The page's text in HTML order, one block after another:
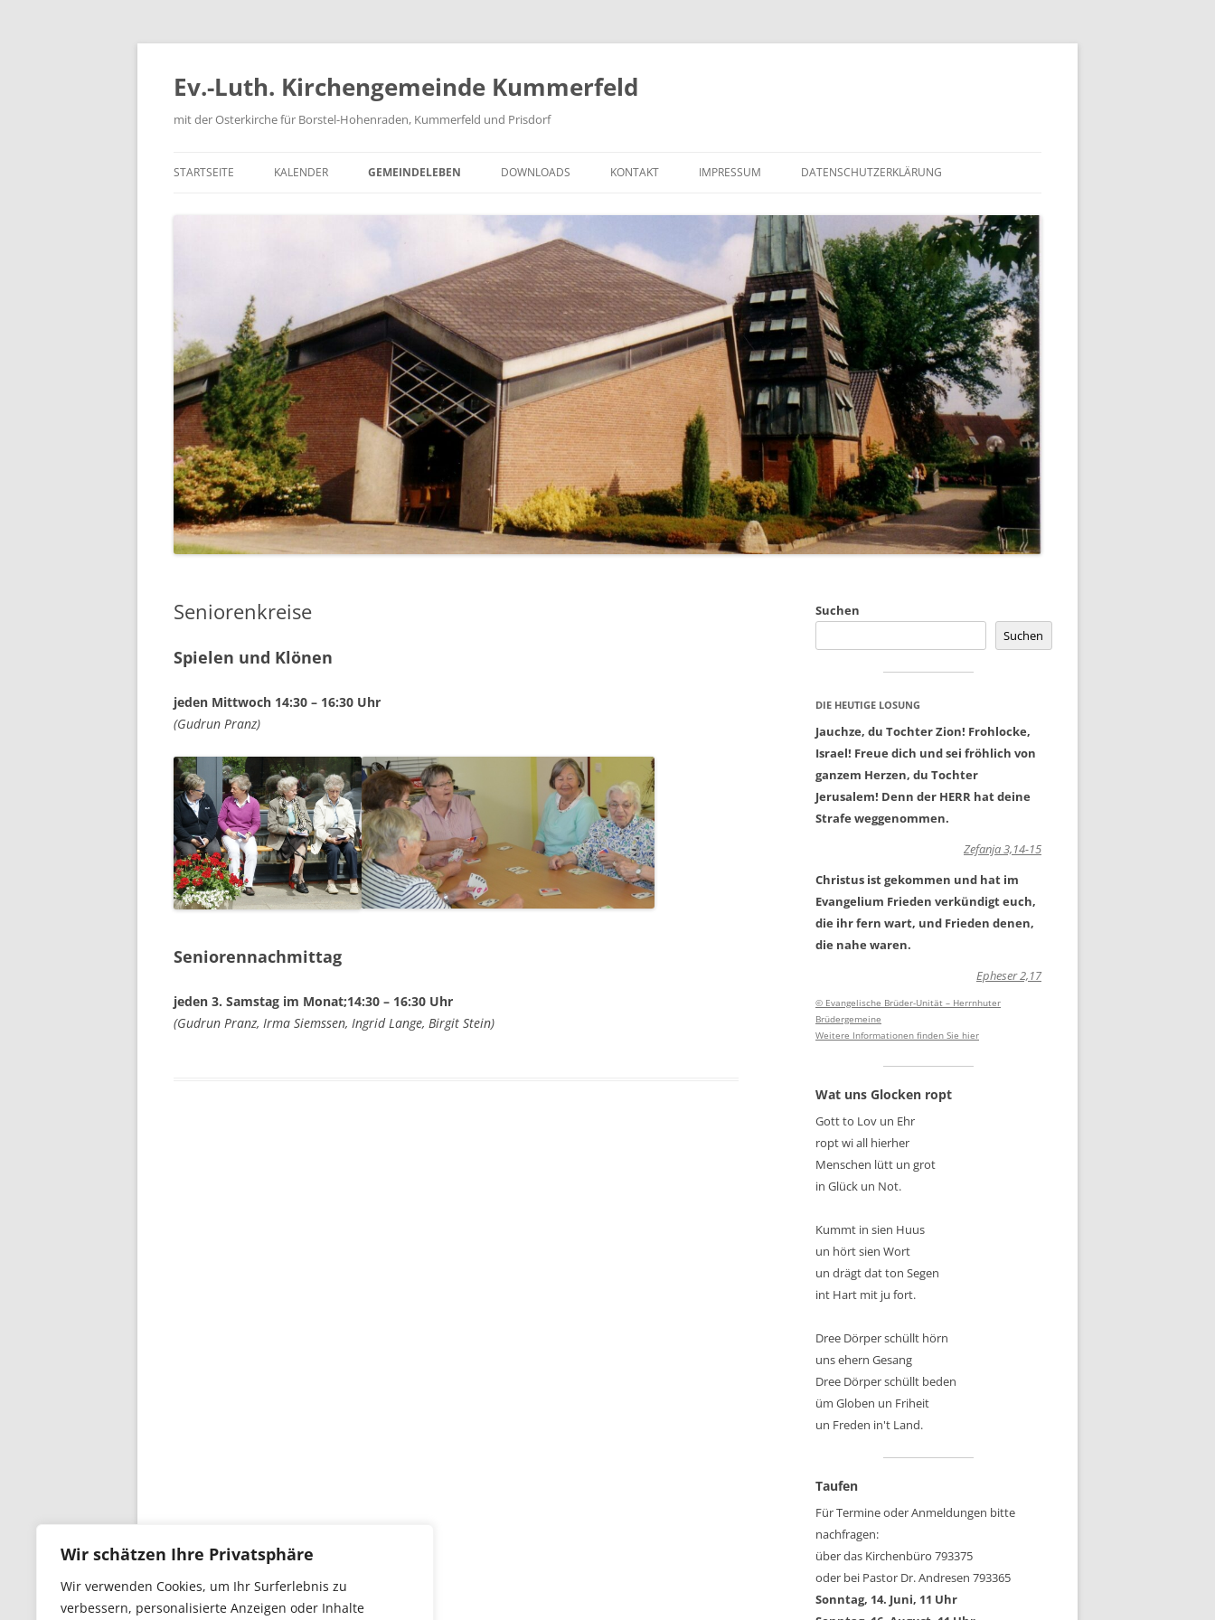
Wir schätzen Ihre Privatsphäre
Wir verwenden Cookies, um Ihr Surferlebnis zu
verbessern, personalisierte Anzeigen oder Inhalte
Zum
Ev.-Luth. Kirchengemeinde Kummerfeld
mit der Osterkirche für Borstel-Hohenraden, Kummerfeld und Prisdorf
STARTSEITE KALENDER GEMEINDELEBEN
KONFIRMANDENUNTERRICHT
JUGENDRAUM
SENIORENKREISE
FRIEDHOF KUMMERFELD
KINDERGARTEN ST. MARTIN
PFLEGEDIAKONIE
DOWNLOADS
SATZUNGEN / FRIEDHOF
FORMULARE
KONTAKT IMPRESSUM DATENSCHUTZERKLÄRUNG
Seniorenkreise
Spielen und Klönen
jeden Mittwoch 14:30 – 16:30 Uhr
(Gudrun Pranz)
Seniorennachmittag
jeden 3. Samstag im Monat;14:30 – 16:30 Uhr
(Gudrun Pranz, Irma Siemssen, Ingrid Lange, Birgit Stein)
Suchen
Suchen
DIE HEUTIGE LOSUNG
Jauchze, du Tochter Zion! Frohlocke,
Israel! Freue dich und sei fröhlich von
ganzem Herzen, du Tochter
Jerusalem! Denn der HERR hat deine
Strafe weggenommen.
Zefanja 3,14-15
Christus ist gekommen und hat im
Evangelium Frieden verkündigt euch,
die ihr fern wart, und Frieden denen,
die nahe waren.
Epheser 2,17
© Evangelische Brüder-Unität – Herrnhuter
Brüdergemeine
Weitere Informationen finden Sie hier
Wat uns Glocken ropt
Gott to Lov un Ehr
ropt wi all hierher
Menschen lütt un grot
in Glück un Not.
Kummt in sien Huus
un hört sien Wort
un drägt dat ton Segen
int Hart mit ju fort.
Dree Dörper schüllt hörn
uns ehern Gesang
Dree Dörper schüllt beden
üm Globen un Friheit
un Freden in't Land.
Taufen
Für Termine oder Anmeldungen bitte
nachfragen:
über das Kirchenbüro 793375
oder bei Pastor Dr. Andresen 793365
Sonntag, 14. Juni, 11 Uhr